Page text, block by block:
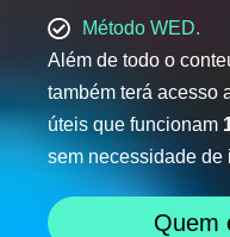
Método WED.
Além de todo o
também terá acesso
úteis que funcionam
sem necessidade de
Quem